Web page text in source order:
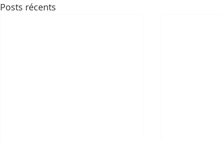
Posts récents